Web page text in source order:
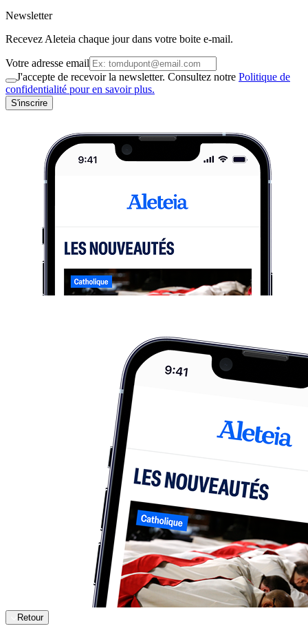
Newsletter
Recevez Aleteia chaque jour dans votre boite e-mail.
Votre adresse email
J'accepte de recevoir la newsletter. Consultez notre Politique de
confidentialité pour en savoir plus.
S'inscrire
Retour